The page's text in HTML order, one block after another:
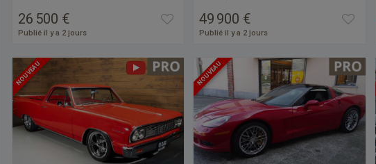
26 500 €
Publié il y a 2 jours
49 900 €
Publié il y a 2 jours
NOUVEAU NOUVEAU